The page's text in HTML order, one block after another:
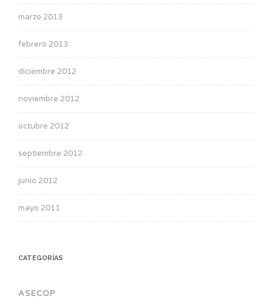
marzo 2013
febrero 2013
diciembre 2012
noviembre 2012
octubre 2012
septiembre 2012
junio 2012
mayo 2011
CATEGORÍAS
ASECOP